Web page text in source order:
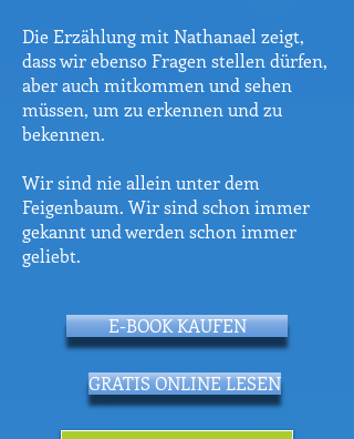
Die Erzählung mit Nathanael zeigt,
dass wir ebenso Fragen stellen dürfen,
aber auch mitkommen und sehen
müssen, um zu erkennen und zu
bekennen.
Wir sind nie allein unter dem
Feigenbaum. Wir sind schon immer
gekannt und werden schon immer
geliebt.
E-BOOK KAUFEN
GRATIS ONLINE LESEN